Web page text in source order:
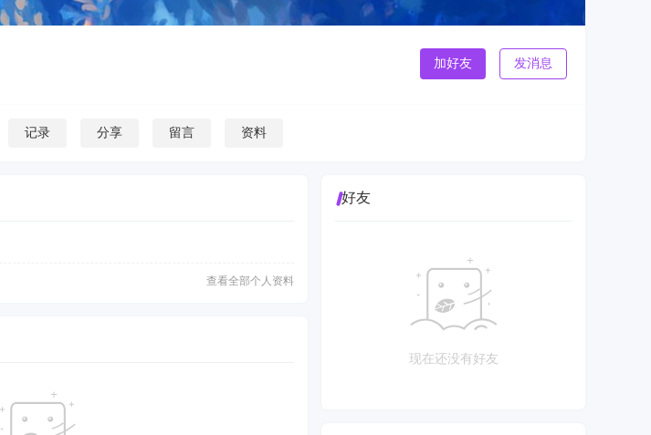
加好友 发消息
记录 分享 留言 资料
查看全部个人资料
好友
现在还没有好友